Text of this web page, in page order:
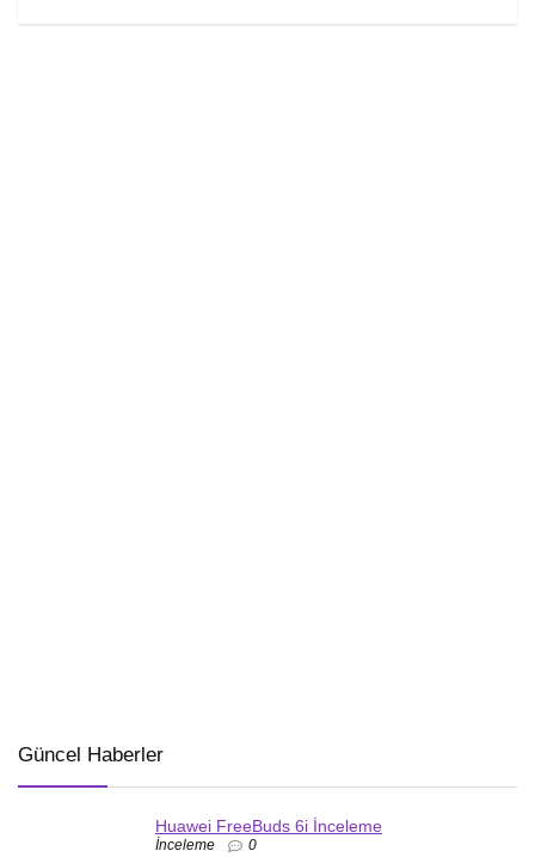
Güncel Haberler
Huawei FreeBuds 6i İnceleme
İnceleme 0